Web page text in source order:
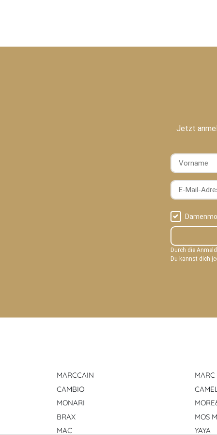
Jetzt
Vorname
E-Mail-
Durch die
Du kannst dich
MARCCAIN
CAMBIO
MONARI
BRAX
MAC
MOS
YAYA